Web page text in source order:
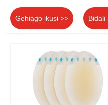
Gehiago ikusi >> Bidali